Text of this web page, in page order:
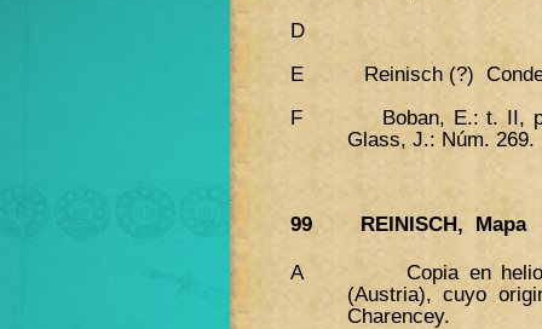
D
E Reinisch (?) Conde
F Boban, E.: t. II,
Glass, J.: Núm. 269.
99 REINISCH, Mapa
A Copia en
(Austria), cuyo
Charencey.